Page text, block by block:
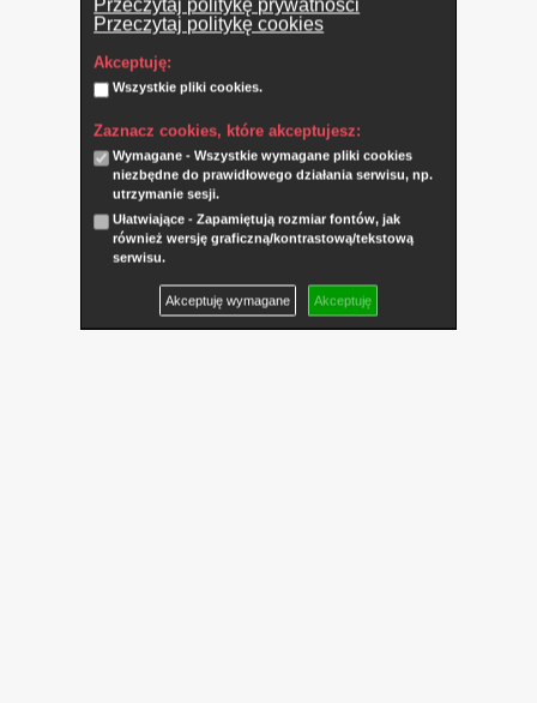
Przeczytaj politykę prywatności
Przeczytaj politykę cookies
Akceptuję:
Wszystkie pliki cookies.
Zaznacz cookies, które akceptujesz:
Wymagane - Wszystkie wymagane pliki cookies
niezbędne do prawidłowego działania serwisu, np.
utrzymanie sesji.
Ułatwiające - Zapamiętują rozmiar fontów, jak
również wersję graficzną/kontrastową/tekstową
serwisu.
Akceptuję wymagane Akceptuję